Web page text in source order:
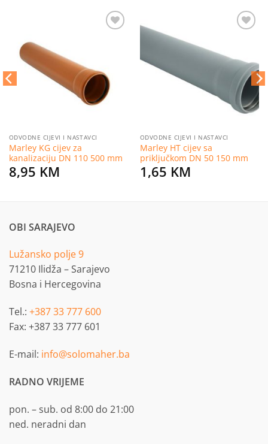
ODVODNE CIJEVI I NASTAVCI
Marley KG cijev za
kanalizaciju DN 110 500 mm
8,95 KM
želja
ODVODNE CIJEVI I NASTAVCI
Marley HT cijev sa
priključkom DN 50 150 mm
1,65 KM
OBI SARAJEVO
Lužansko polje 9
71210 Ilidža – Sarajevo
Bosna i Hercegovina
Tel.: +387 33 777 600
Fax: +387 33 777 601
E-mail: info@solomaher.ba
RADNO VRIJEME
pon. – sub. od 8:00 do 21:00
ned. neradni dan